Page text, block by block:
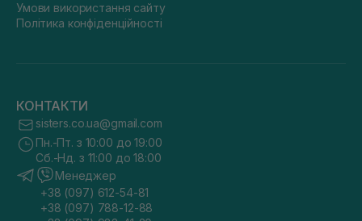
Умови використання сайту
Політика конфіденційності
КОНТАКТИ
sisters.co.ua@gmail.com
Пн.-Пт. з 10:00 до 19:00
Сб.-Нд. з 11:00 до 18:00
Менеджер
+38 (097) 612-54-81
+38 (097) 788-12-88